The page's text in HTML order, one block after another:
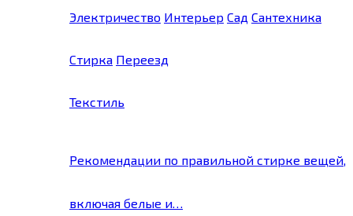
Электричество Интерьер Сад Сантехника
Стирка Переезд
Текстиль
Рекомендации по правильной стирке вещей,
включая белые и…